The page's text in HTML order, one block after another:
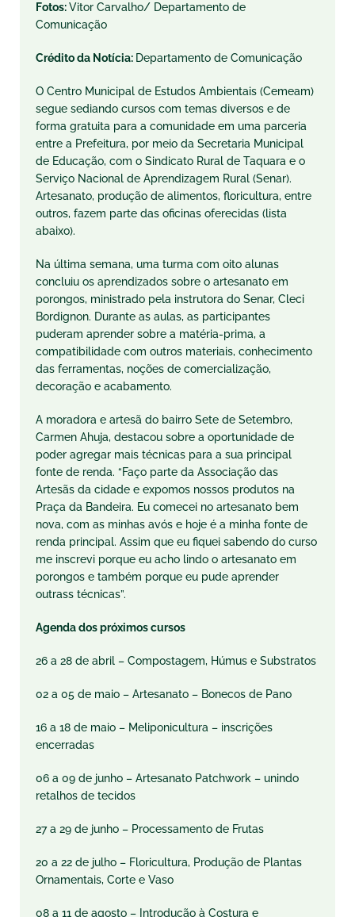
Fotos:Vitor Carvalho/ Departamento de
Comunicação
Crédito da Notícia: Departamento de Comunicação
O Centro Municipal de Estudos Ambientais (Cemeam)
segue sediando cursos com temas diversos e de
forma gratuita para a comunidade em uma parceria
entre a Prefeitura, por meio da Secretaria Municipal
de Educação, com o Sindicato Rural de Taquara e o
Serviço Nacional de Aprendizagem Rural (Senar).
Artesanato, produção de alimentos, floricultura, entre
outros, fazem parte das oficinas oferecidas (lista
abaixo).
Na última semana, uma turma com oito alunas
concluiu os aprendizados sobre o artesanato em
porongos, ministrado pela instrutora do Senar, Cleci
Bordignon. Durante as aulas, as participantes
puderam aprender sobre a matéria-prima, a
compatibilidade com outros materiais, conhecimento
das ferramentas, noções de comercialização,
decoração e acabamento.
A moradora e artesã do bairro Sete de Setembro,
Carmen Ahuja, destacou sobre a oportunidade de
poder agregar mais técnicas para a sua principal
fonte de renda. “Faço parte da Associação das
Artesãs da cidade e expomos nossos produtos na
Praça da Bandeira. Eu comecei no artesanato bem
nova, com as minhas avós e hoje é a minha fonte de
renda principal. Assim que eu fiquei sabendo do curso
me inscrevi porque eu acho lindo o artesanato em
porongos e também porque eu pude aprender
outrass técnicas”.
Agenda dos próximos cursos
26 a 28 de abril – Compostagem, Húmus e Substratos
02 a 05 de maio – Artesanato – Bonecos de Pano
16 a 18 de maio – Meliponicultura – inscrições
encerradas
06 a 09 de junho – Artesanato Patchwork – unindo
retalhos de tecidos
27 a 29 de junho – Processamento de Frutas
20 a 22 de julho – Floricultura, Produção de Plantas
Ornamentais, Corte e Vaso
08 a 11 de agosto – Introdução à Costura e